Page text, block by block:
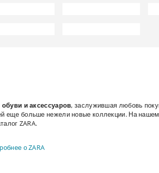
и аксессуаров, заслужившая любовь
еще больше нежели новые коллекции. На
ZARA.
о ZARA